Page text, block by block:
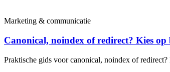
Marketing & communicatie
Canonical, noindex of redirect? Kies op
Praktische gids voor canonical, noindex of redirect?